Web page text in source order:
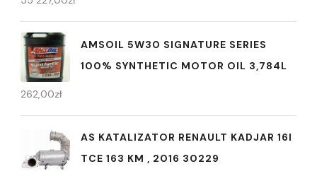
AMSOIL 5W30 SIGNATURE SERIES
100% SYNTHETIC MOTOR OIL 3,784L
262,00zł
AS KATALIZATOR RENAULT KADJAR 16I
TCE 163 KM , 2016 30229